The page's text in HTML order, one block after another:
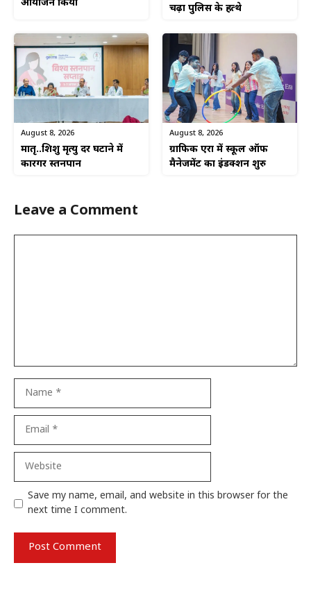
आयोजन किया
चढ़ा पुलिस के हत्थे
August 8, 2026
मातृ..शिशु मृत्यु दर घटाने में
कारगर स्तनपान
August 8, 2026
ग्राफिक एरा में स्कूल ऑफ
मैनेजमेंट का इंडक्शन शुरु
Leave a Comment
Website
Save my name, email, and website in this browser for the
next time I comment.